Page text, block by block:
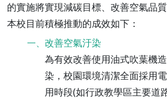
的實施將實現減碳目標、改善空氣品
本校目前積極推動的成效如下：
一、 改善空氣汙染
為有效改善使用油式吹葉機
染，校園環境清潔全面採用
用時段(如行政教學區主要道